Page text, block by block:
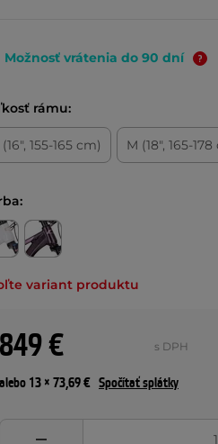
Možnosť vrátenia do 90 dní
rámu:
(16", 155-165 cm) M (18", 165-
variant produktu
849 € s DPH
alebo 13 × 73,69 € Spočítať splátky